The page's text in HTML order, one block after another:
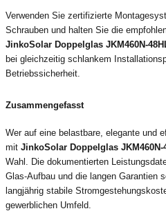
Verwenden Sie zertifizierte
Schrauben und halten Sie die
JinkoSolar Doppelglas JKM460N-
bei gleichzeitig schlankem
Betriebssicherheit.
Zusammengefasst
Wer auf eine belastbare, elegante und
mit JinkoSolar Doppelglas JKM460N-
Wahl. Die dokumentierten
Glas-Aufbau und die langen Garantien
langjährig stabile
gewerblichen Umfeld.